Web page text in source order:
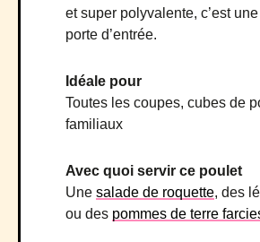
et super polyvalente, c’est
porte d’entrée.
Idéale pour
Toutes les coupes, cubes de
familiaux
Avec quoi servir ce poulet
Une salade de roquette, des
ou des pommes de terre